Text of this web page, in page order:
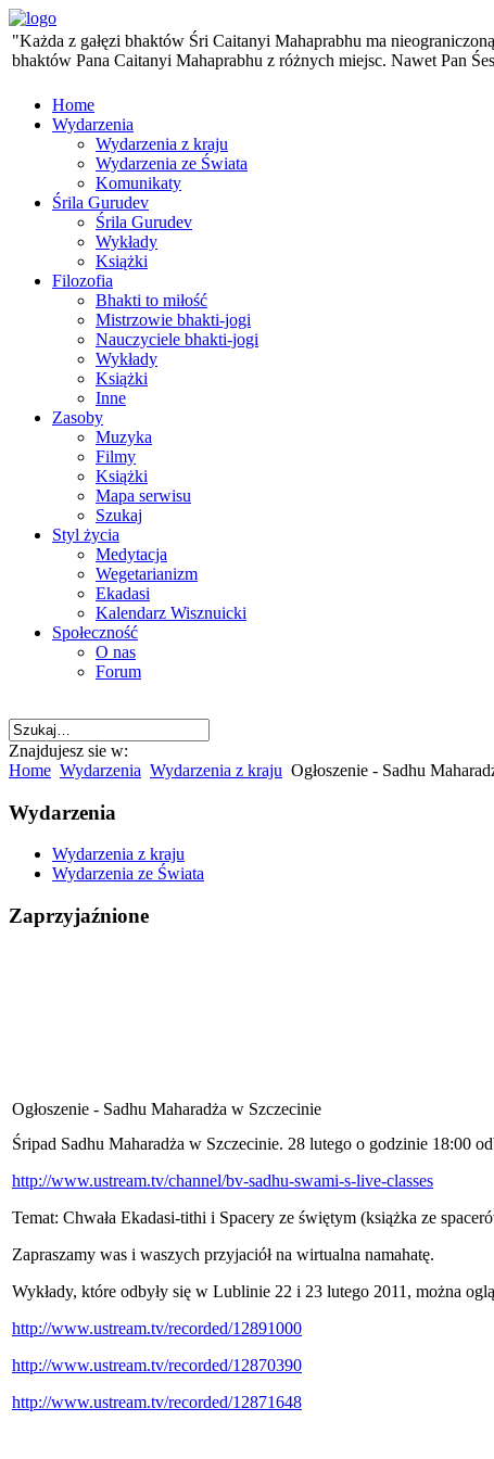
"Każda z gałęzi bhaktów Śri Caitanyi Mahaprabhu ma
bhaktów Pana Caitanyi Mahaprabhu z różnych miejsc. Nawet Pan
Home
Wydarzenia
Wydarzenia z kraju
Wydarzenia ze Świata
Komunikaty
Śrila Gurudev
Śrila Gurudev
Wykłady
Książki
Filozofia
Bhakti to miłość
Mistrzowie bhakti-jogi
Nauczyciele bhakti-jogi
Wykłady
Książki
Inne
Zasoby
Muzyka
Filmy
Książki
Mapa serwisu
Szukaj
Styl życia
Medytacja
Wegetarianizm
Ekadasi
Kalendarz Wisznuicki
Społeczność
O nas
Forum
Znajdujesz sie w:
Home Wydarzenia Wydarzenia z kraju Ogłoszenie - Sadhu
Wydarzenia
Wydarzenia z kraju
Wydarzenia ze Świata
Zaprzyjaźnione
Ogłoszenie - Sadhu Maharadża w Szczecinie
Śripad Sadhu Maharadża w Szczecinie. 28 lutego o godzinie 18:00
http://www.ustream.tv/channel/bv-sadhu-swami-s-live-classes
Temat: Chwała Ekadasi-tithi i Spacery ze świętym (książka ze
Zapraszamy was i waszych przyjaciół na wirtualna namahatę.
Wykłady, które odbyły się w Lublinie 22 i 23 lutego 2011, można
http://www.ustream.tv/recorded/12891000
http://www.ustream.tv/recorded/12870390
http://www.ustream.tv/recorded/12871648